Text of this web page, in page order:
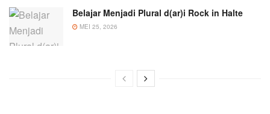
Belajar Menjadi Plural d(ar)i Rock in Halte
MEI 25, 2026